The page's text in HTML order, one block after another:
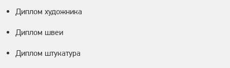
Диплом художника
Диплом швеи
Диплом штукатура